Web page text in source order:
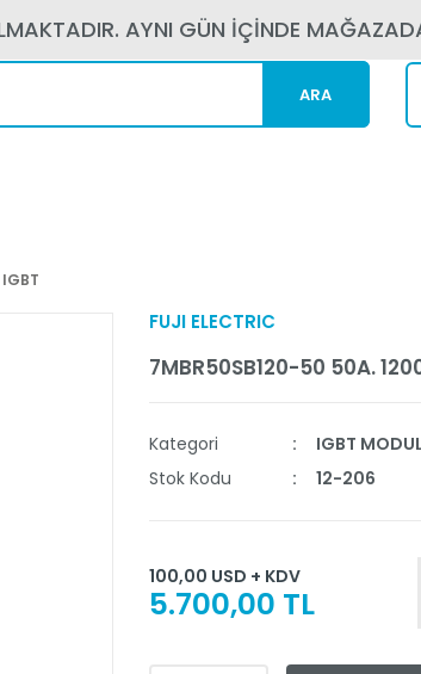
AYNI GÜN İÇİNDE
ARA
FUJI ELECTRIC
7MBR50SB120-50 50A.
Kategori
IGBT
Stok Kodu
12-206
100,00 USD + KDV
5.700,00 TL